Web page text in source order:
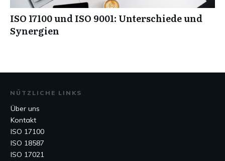
ISO 17100 und ISO 9001: Unterschiede und
Synergien
NÜTZLICHE LINKS
Über uns
Kontakt
ISO 17100
ISO 18587
ISO 17021